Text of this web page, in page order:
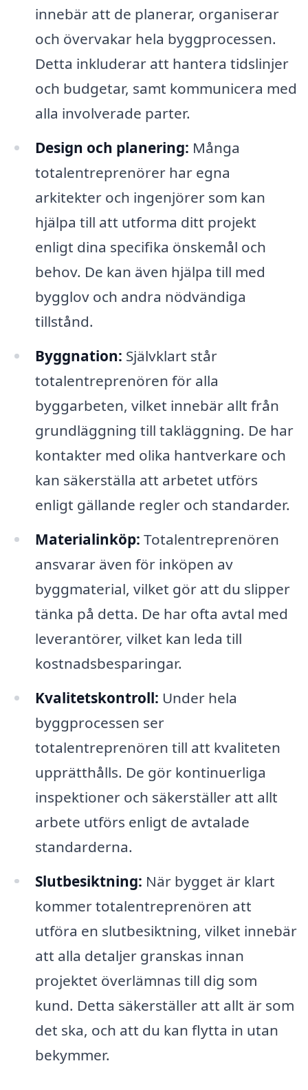
innebär att de planerar, organiserar
och övervakar hela byggprocessen.
Detta inkluderar att hantera tidslinjer
och budgetar, samt kommunicera med
alla involverade parter.
Design och planering: Många
totalentreprenörer har egna
arkitekter och ingenjörer som kan
hjälpa till att utforma ditt projekt
enligt dina specifika önskemål och
behov. De kan även hjälpa till med
bygglov och andra nödvändiga
tillstånd.
Byggnation: Självklart står
totalentreprenören för alla
byggarbeten, vilket innebär allt från
grundläggning till takläggning. De har
kontakter med olika hantverkare och
kan säkerställa att arbetet utförs
enligt gällande regler och standarder.
Materialinköp: Totalentreprenören
ansvarar även för inköpen av
byggmaterial, vilket gör att du slipper
tänka på detta. De har ofta avtal med
leverantörer, vilket kan leda till
kostnadsbesparingar.
Kvalitetskontroll: Under hela
byggprocessen ser
totalentreprenören till att kvaliteten
upprätthålls. De gör kontinuerliga
inspektioner och säkerställer att allt
arbete utförs enligt de avtalade
standarderna.
Slutbesiktning: När bygget är klart
kommer totalentreprenören att
utföra en slutbesiktning, vilket innebär
att alla detaljer granskas innan
projektet överlämnas till dig som
kund. Detta säkerställer att allt är som
det ska, och att du kan flytta in utan
bekymmer.